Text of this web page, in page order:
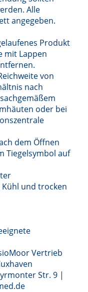
Alle
angegeben.
Produkt
mit Lappen
von
nach
oder bei
dem Öffnen
Tiegelsymbol auf
und trocken
Vertrieb
Str. 9 |